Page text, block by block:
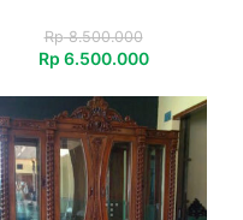
Rp8.500.000
Rp 6.500.000